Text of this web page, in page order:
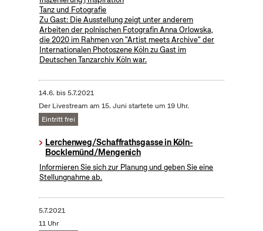
Tanz und Fotografie
Zu Gast: Die Ausstellung zeigt unter anderem
Arbeiten der polnischen Fotografin Anna Orlowska,
die 2020 im Rahmen von "Artist meets Archive" der
Internationalen Photoszene Köln zu Gast im
Deutschen Tanzarchiv Köln war.
14.6. bis5.7.2021
Der Livestream am 15. Juni startete um 19 Uhr.
Eintritt frei
Lerchenweg/Schaffrathsgasse in Köln-
Bocklemünd/Mengenich
Informieren Sie sich zur Planung und geben Sie eine
Stellungnahme ab.
5.7.2021
11 Uhr